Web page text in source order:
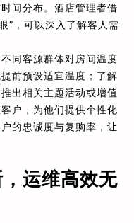
间分布。酒店管理者借
”，可以深入了解客人需
同客源群体对房间温度
前预设适宜温度；了解
出相关主题活动或增值
户，为他们提供个性化
的忠诚度与复购率，让
，运维高效无